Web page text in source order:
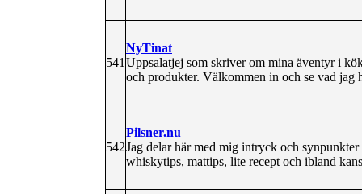
541
NyTinat
Uppsalatjej som skriver om mina äventyr i
och produkter. Välkommen in och se vad jag
542
Pilsner.nu
Jag delar här med mig intryck och
whiskytips, mattips, lite recept och ibland